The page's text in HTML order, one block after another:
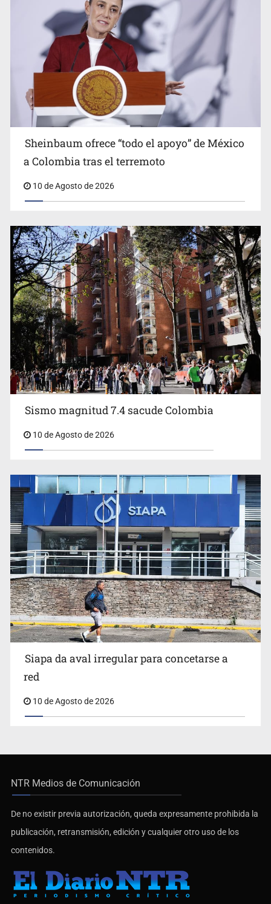
Titular de Ipejal es aún directivo de un banco
Promueven destinos de Jalisco para turismo LGBTIQ+
Sheinbaum ofrece “todo el apoyo” de México a
Sheinbaum ofrece “todo el apoyo” de México
a Colombia tras el terremoto
10 de Agosto de 2026
Sismo magnitud 7.4 sacude Colombia
10 de Agosto de 2026
Siapa da aval irregular para concetarse a
red
10 de Agosto de 2026
NTR Medios de Comunicación
De no existir previa autorización, queda expresamente prohibida la
publicación, retransmisión, edición y cualquier otro uso de los
contenidos.